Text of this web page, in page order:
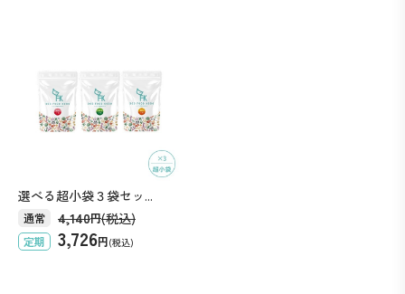
選べる超小袋３袋セッ...
通常 4,140円(税込)
定期 3,726円(税込)